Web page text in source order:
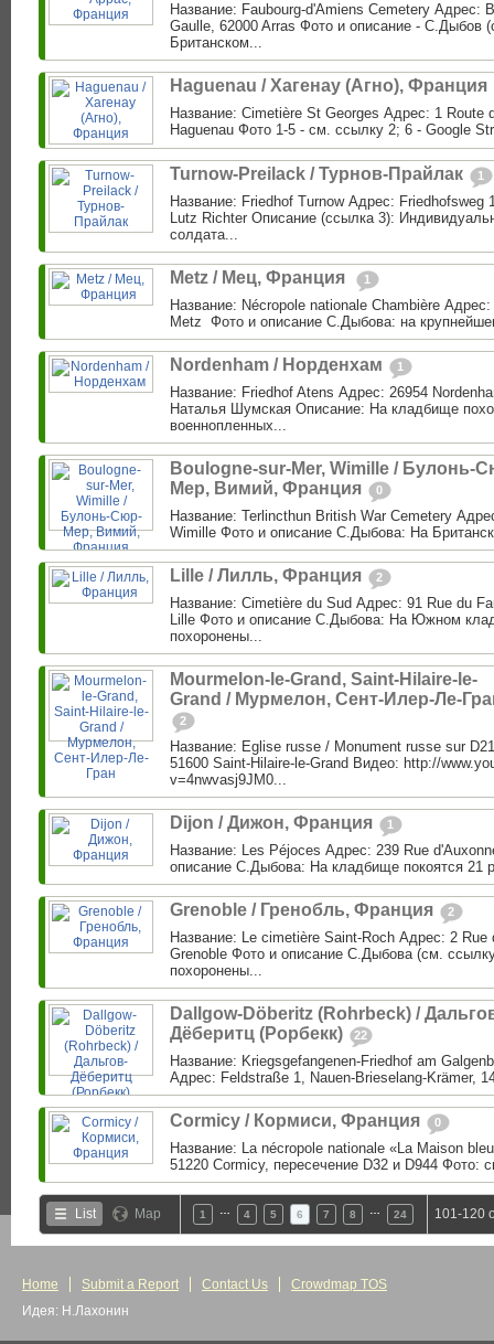
Название: Faubourg-d'Amiens Cemetery Адрес:
Gaulle, 62000 Arras Фото и описание - С.Дыбов
Британском...
Haguenau / Хагенау (Агно), Франция
Название: Сimetière St Georges Адрес: 1 Route
Haguenau Фото 1-5 - cм. ссылку 2; 6 - Google
Turnow-Preilack / Турнов-Прайлак 1
Название: Friedhof Turnow Адрес: Friedhofsweg
Lutz Richter Описание (ссылка 3):
солдата...
Metz / Мец, Франция ‎ 1
Название: Nécropole nationale Chambière
Metz ‎ Фото и описание С.Дыбова: на
Nordenham / Норденхам 1
Название: Friedhof Atens Адрес: 26954
Наталья Шумская Описание: На кладбище
военнопленных...
Boulogne-sur-Mer, Wimille / Булонь-
Мер, Вимий, Франция
0
Название: Terlincthun British War Cemetery
Wimille Фото и описание С.Дыбова: На
Lille / Лилль, Франция 2
Название: Cimetière du Sud Адрес: 91 Rue du
Lille Фото и описание С.Дыбова: На Южном
похоронены...
Mourmelon-le-Grand, Saint-Hilaire-le-
Grand / Мурмелон, Сент-Илер-Ле-
2
Название: Eglise russe / Monument russe sur
51600 Saint-Hilaire-le-Grand Видео: http://
v=4nwvasj9JM0...
Dijon / Дижон, Франция 1
Название: Les Péjoces Адрес: 239 Rue
описание С.Дыбова: На кладбище покоятся 21
Grenoble / Гренобль, Франция 2
Название: Le cimetière Saint-Roch Адрес: 2 Rue
Grenoble Фото и описание С.Дыбова (см.
похоронены...
Dallgow-Döberitz (Rohrbeck) /
Дёберитц (Рорбекк)
22
Название: Kriegsgefangenen-Friedhof am
Адрес: Feldstraße 1, Nauen-Brieselang-Krämer,
Cormicy / Кормиси, Франция 0
Название: La nécropole nationale «La Maison
51220 Cormicy, пересечение D32 и D944 Фото:
List Map 1 4 5 6 7 8 24 101-120
Home Submit a Report Contact Us
Crowdmap TOS
Идея: Н.Лахонин